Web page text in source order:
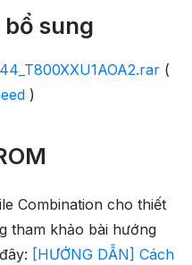
sung
(
)
Combination cho thiết
tham khảo bài hướng
[HƯỚNG DẪN] Cách